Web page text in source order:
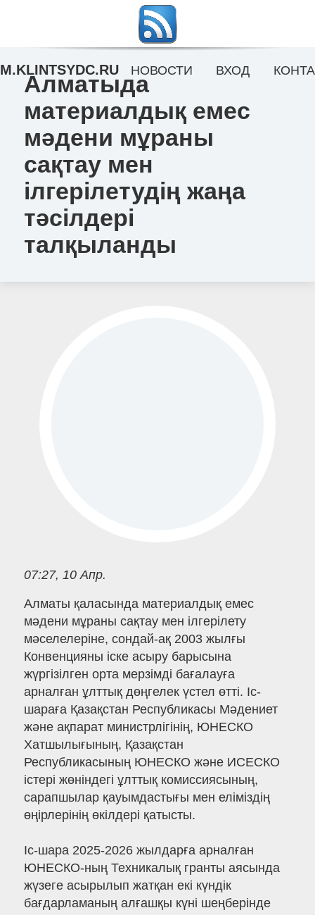
Алматыда
материалдық емес
мәдени мұраны
сақтау мен
ілгерілетудің жаңа
тәсілдері
талқыланды
07:27, 10 Апр.
Алматы қаласында материалдық емес
мәдени мұраны сақтау мен ілгерілету
мәселелеріне, сондай-ақ 2003 жылғы
Конвенцияны іске асыру барысына
жүргізілген орта мерзімді бағалауға
арналған ұлттық дөңгелек үстел өтті. Іс-
шараға Қазақстан Республикасы Мәдениет
және ақпарат министрлігінің, ЮНЕСКО
Хатшылығының, Қазақстан
Республикасының ЮНЕСКО және ИСЕСКО
істері жөніндегі ұлттық комиссиясының,
сарапшылар қауымдастығы мен еліміздің
өңірлерінің өкілдері қатысты.
Іс-шара 2025-2026 жылдарға арналған
ЮНЕСКО-ның Техникалық гранты аясында
жүзеге асырылып жатқан екі күндік
бағдарламаның алғашқы күні шеңберінде
M.KLINTSYDC.RU НОВОСТИ ВХОД